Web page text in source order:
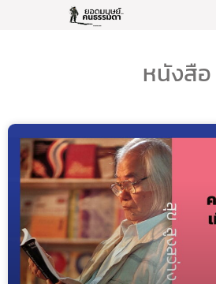
หนังสือ